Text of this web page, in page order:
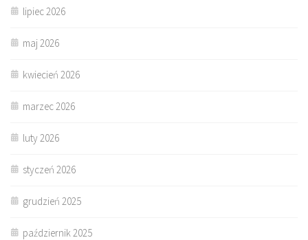
lipiec 2026
maj 2026
kwiecień 2026
marzec 2026
luty 2026
styczeń 2026
grudzień 2025
październik 2025